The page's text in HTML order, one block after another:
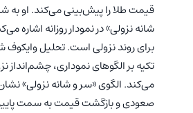
قیمت طلا را پیش‌بینی می‌کند. او به
شانه نزولی» در نمودار روزانه اشاره
برای روند نزولی است. تحلیل وایکوف
تکیه بر الگوهای نموداری، چشم‌انداز
می‌کند. الگوی «سر و شانه نزولی»
صعودی و بازگشت قیمت به سمت